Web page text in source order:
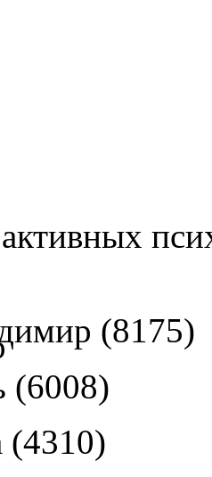
(8175)
(6008)
(4310)